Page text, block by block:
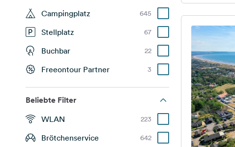
Campingplatz 645
Stellplatz 67
Buchbar 22
Freeontour Partner 3
Beliebte Filter
WLAN 223
Brötchenservice 642